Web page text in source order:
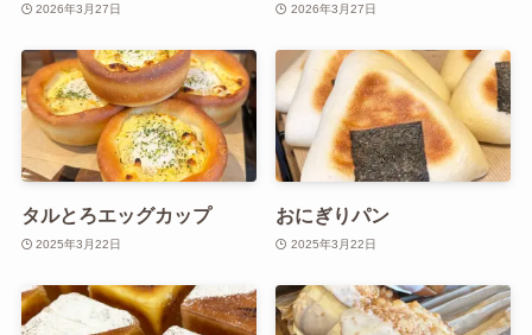
2026年3月27日 2026年3月27日
タルとろエッグカップ
2025年3月22日
おにぎりパン
2025年3月22日